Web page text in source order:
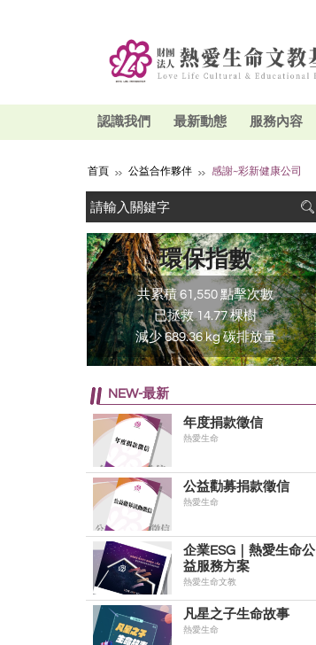
認識我們 最新動態 服務內容
首頁 公益合作夥伴 感謝~彩新健康公司
環保指數
共累積 61,550 點擊次數
已拯救 14.77 棵樹
減少 689.36 kg 碳排放量
NEW-最新
年度捐款徵信
熱愛生命
公益勸募捐款徵信
熱愛生命
企業ESG｜熱愛生命公
益服務方案
熱愛生命文教
凡星之子生命故事
熱愛生命